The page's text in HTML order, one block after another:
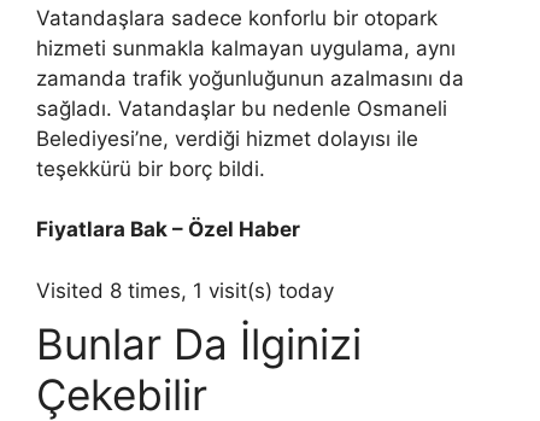
Vatandaşlara sadece konforlu bir otopark
hizmeti sunmakla kalmayan uygulama, aynı
zamanda trafik yoğunluğunun azalmasını da
sağladı. Vatandaşlar bu nedenle Osmaneli
Belediyesi’ne, verdiği hizmet dolayısı ile
teşekkürü bir borç bildi.
Fiyatlara Bak – Özel Haber
Visited 8 times, 1 visit(s) today
Bunlar Da İlginizi
Çekebilir